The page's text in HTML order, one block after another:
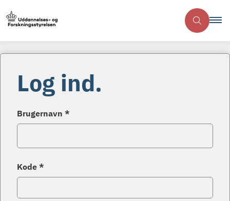
Log ind.
Brugernavn *
Kode *